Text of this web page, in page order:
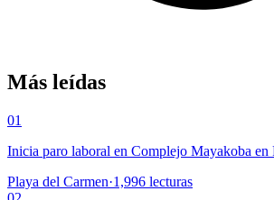
Más leídas
01
Inicia paro laboral en Complejo Mayakoba en
Playa del Carmen·1,996 lecturas